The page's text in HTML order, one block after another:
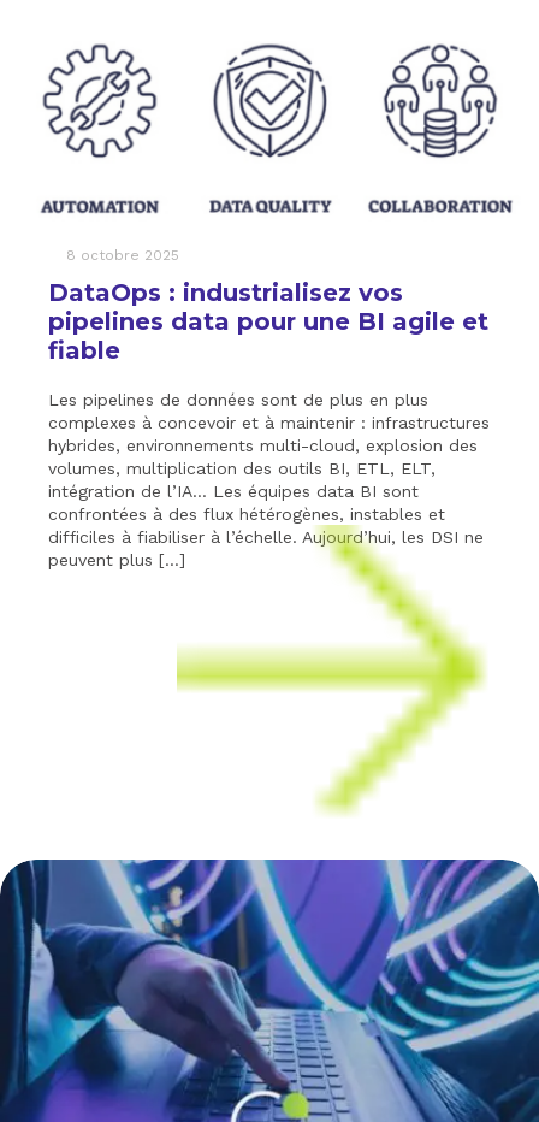
8 octobre 2025
DataOps : industrialisez vos
pipelines data pour une BI agile et
fiable
Les pipelines de données sont de plus en plus
complexes à concevoir et à maintenir : infrastructures
hybrides, environnements multi-cloud, explosion des
volumes, multiplication des outils BI, ETL, ELT,
intégration de l’IA… Les équipes data BI sont
confrontées à des flux hétérogènes, instables et
difficiles à fiabiliser à l’échelle. Aujourd’hui, les DSI ne
peuvent plus […]